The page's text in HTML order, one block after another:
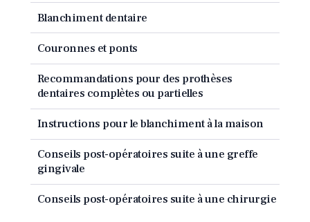
Blanchiment dentaire
Couronnes et ponts
Recommandations pour des prothèses
dentaires complètes ou partielles
Instructions pour le blanchiment à la maison
Conseils post-opératoires suite à une greffe
gingivale
Conseils post-opératoires suite à une chirurgie